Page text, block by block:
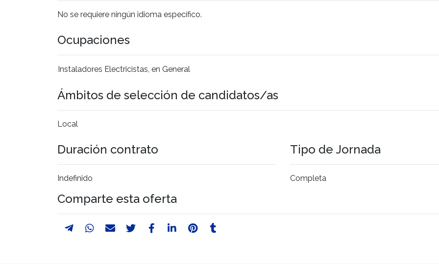
No se requiere ningún idioma específico.
Ocupaciones
Instaladores Electricistas, en General
Ámbitos de selección de candidatos/as
Local
Duración contrato
Indefinido
Tipo de Jornada
Completa
Comparte esta oferta